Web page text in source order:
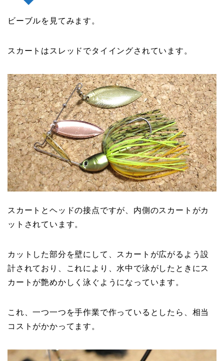
ビーブルを見てみます。
スカートはスレッドでタイイングされています。
スカートとヘッドの接点ですが、内側のスカートがカ
ットされています。
カットした部分を壁にして、スカートが広がるよう設
計されており、これにより、水中で泳がしたときにス
カートが艶めかしく泳ぐようになっています。
これ、一つ一つを手作業で作っているとしたら、相当
コストがかかってます。